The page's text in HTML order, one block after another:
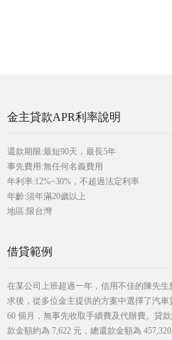
金主貸款APR利率說明
還款期限:最短90天，最長5年
事先費用:無任何名義費用
年利率:12%~30%，不超過法定利率
年齡:須年滿20歲以上
地區:限台灣
借貸範例
在某公司上班超過一年，信用不佳的陳先
求後，從多位金主提供的方案中選擇了汽
60 個月，無事先收取手續費及代辦費。貸
款金額約為 7,622 元，總還款金額為